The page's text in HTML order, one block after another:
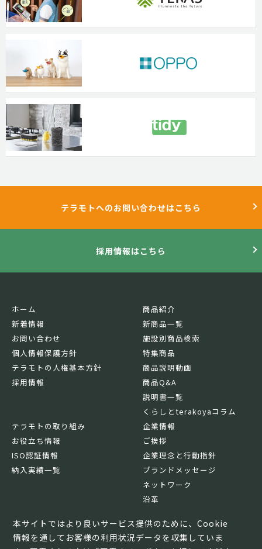
本サイトではより良いサービス提供のために、Cookie
情報を通してお客様の利用状況データを収集していま
テラモトへのお問い合わせはこちら
採用情報はこちら
ホーム
新着情報
お問い合わせ
個人情報保護方針
テラモトの人権基本方針
採用情報
商品紹介
新商品一覧
施設別商品検索
特集商品
商品説明動画
商品Q&A
説明書一覧
くらしとterakoyaコラム
テラモトの取り組み
お役立ち情報
ISO認証情報
納入実績一覧
企業情報
ご挨拶
企業理念と行動指針
ブランドメッセージ
ネットワーク
沿革